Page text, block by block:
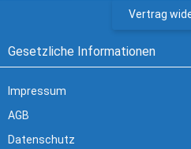
Vertrag
Gesetzliche Informationen
Impressum
AGB
Datenschutz